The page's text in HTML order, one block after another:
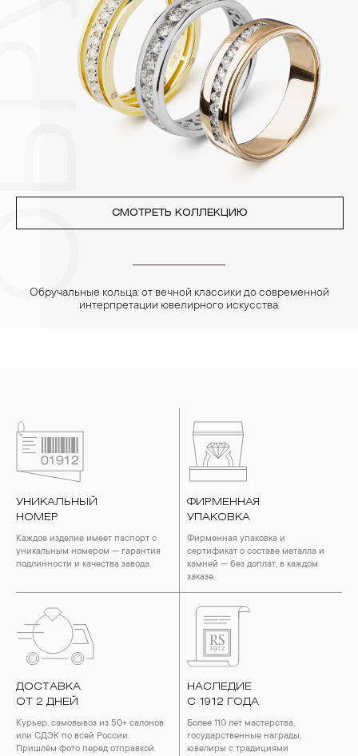
3. Ни в коем случае не храните украшения в ванной комнате.
Особенно беречь от воздействия влаги, необходимо
позолоченные изделия. Также высокую влажность плохо
переносят жемчуг, бирюза, малахит и янтарь.
4. Специалисты обычно рекомендуют чистить украшения не
реже одного раза в месяц, а также регулярно протирать их
фланелевой или замшевой салфеткой.
СМОТРЕТЬ КОЛЛЕКЦИЮ
Обручальные кольца: от вечной классики до современной
интерпретации ювелирного искусства.
УНИКАЛЬНЫЙ
НОМЕР
Каждое изделие имеет паспорт с
уникальным номером — гарантия
подлинности и качества завода.
ФИРМЕННАЯ
УПАКОВКА
Фирменная упаковка и
сертификат о составе металла и
камней — без доплат, в каждом
заказе.
ДОСТАВКА
ОТ 2 ДНЕЙ
Курьер, самовывоз из 50+ салонов
или СДЭК по всей России.
Пришлём фото перед отправкой.
НАСЛЕДИЕ
С 1912 ГОДА
Более 110 лет мастерства,
государственные награды,
ювелиры с традициями